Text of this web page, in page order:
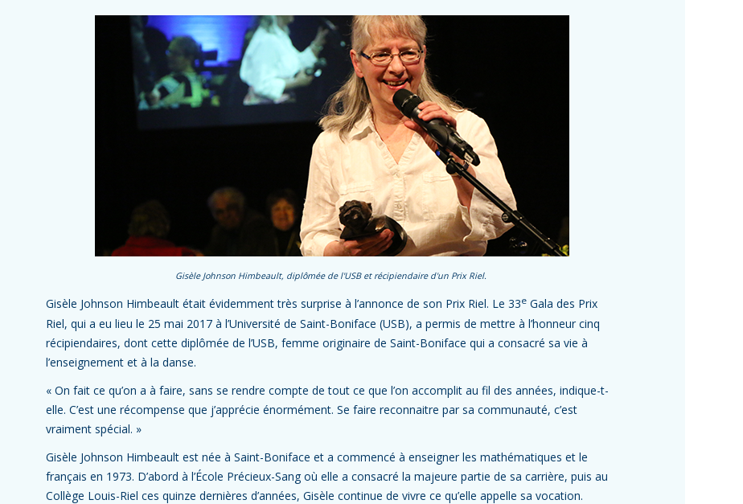
Gisèle Johnson Himbeault, diplômée de l'USB et récipiendaire d'un Prix Riel.
Gisèle Johnson Himbeault était évidemment très surprise à l’annonce de son Prix Riel. Le 33e Gala des Prix
Riel, qui a eu lieu le 25 mai 2017 à l’Université de Saint-Boniface (USB), a permis de mettre à l’honneur cinq
récipiendaires, dont cette diplômée de l’USB, femme originaire de Saint-Boniface qui a consacré sa vie à
l’enseignement et à la danse.
« On fait ce qu’on a à faire, sans se rendre compte de tout ce que l’on accomplit au fil des années, indique-t-
elle. C’est une récompense que j’apprécie énormément. Se faire reconnaitre par sa communauté, c’est
vraiment spécial. »
Gisèle Johnson Himbeault est née à Saint-Boniface et a commencé à enseigner les mathématiques et le
français en 1973. D’abord à l’École Précieux-Sang où elle a consacré la majeure partie de sa carrière, puis au
Collège Louis-Riel ces quinze dernières d’années, Gisèle continue de vivre ce qu’elle appelle sa vocation.